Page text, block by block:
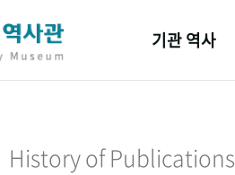
기관 역사
기관 변천사
History of Publications